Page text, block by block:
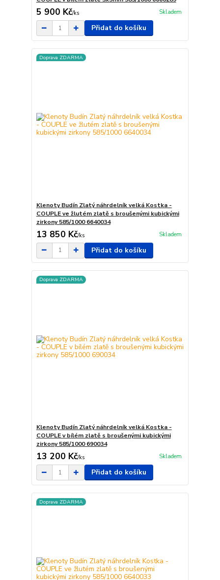
5 900 Kč/ks Skladem
Přidat do košíku
Doprava ZDARMA
Klenoty Budín Zlatý náhrdelník velká Kostka -
COUPLE ve žlutém zlatě s broušenými kubickými
zirkony 585/1000 6640034
13 850 Kč/ks Skladem
Přidat do košíku
Doprava ZDARMA
Klenoty Budín Zlatý náhrdelník velká Kostka -
COUPLE v bílém zlatě s broušenými kubickými
zirkony 585/1000 690034
13 200 Kč/ks Skladem
Přidat do košíku
Doprava ZDARMA